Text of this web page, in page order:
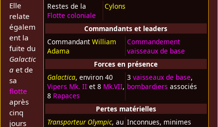
Restes de la
Flotte coloniale
Cylons
Commandants et leaders
Commandant William
Adama
Commandement
vaisseaux de base
Forces en présence
Galactica, environ 40
Vipers Mk. II et 8 Mk.VII,
8 Rapaces
3 vaisseaux de base,
bombardiers associés
Pertes matérielles
Transporteur Olympic, au Inconnues, minimes
Elle
relate
égalem
ent la
fuite du
Galactic
a et de
sa
flotte
après
cinq
jours